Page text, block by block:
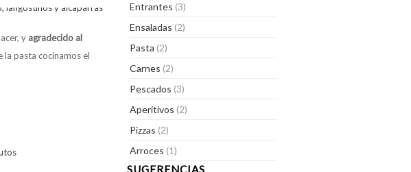
y agradecido al
pasta cocinamos el
Entrantes (3)
Ensaladas (2)
Pasta (2)
Carnes (2)
Pescados (3)
Aperitivos (2)
Pizzas (2)
Arroces (1)
SUGERENCIAS